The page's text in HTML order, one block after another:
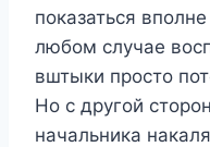
показаться
любом случае
вштыки просто
Но с другой
начальника